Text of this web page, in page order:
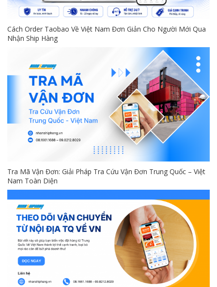
Cách Order Taobao Về Việt Nam Đơn Giản Cho Người Mới Qua
Nhận Ship Hàng
Tra Mã Vận Đơn: Giải Pháp Tra Cứu Vận Đơn Trung Quốc – Việt
Nam Toàn Diện